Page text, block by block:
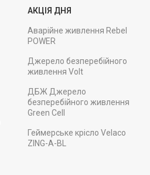
АКЦІЯ ДНЯ
Аварійне живлення Rebel
POWER
Джерело безперебійного
живлення Volt
ДБЖ Джерело
безперебійного живлення
Green Cell
Геймерське крісло Velaco
ZING-A-BL